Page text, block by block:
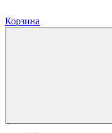
Корзина